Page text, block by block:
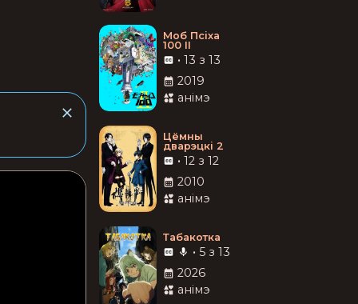
Моб Псіха
100 II
• 13 з 13
2019
анімэ
Цёмны
дварэцкі 2
• 12 з 12
2010
анімэ
Табакотка
• 5 з 13
2026
анімэ